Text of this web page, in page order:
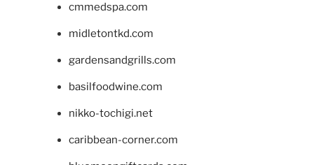
cmmedspa.com
midletontkd.com
gardensandgrills.com
basilfoodwine.com
nikko-tochigi.net
caribbean-corner.com